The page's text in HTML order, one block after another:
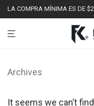
LA COMPRA MÍNIMA ES DE
Archives
It seems we can’t